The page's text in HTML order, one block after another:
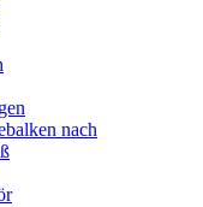
nach